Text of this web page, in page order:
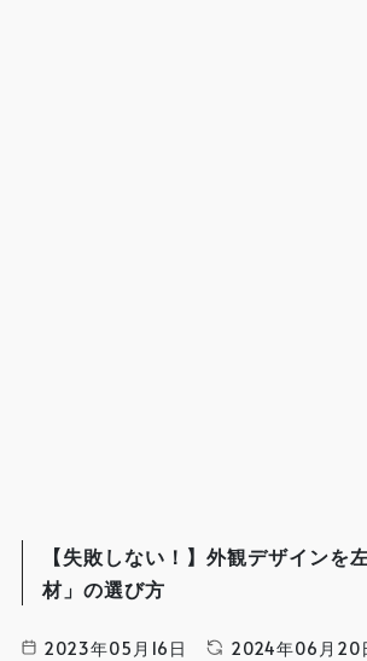
【失敗しない！】外観デザインを
材」の選び方
2023年05月16日 2024年06月20